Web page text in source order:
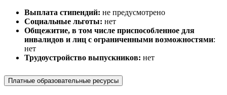
Выплата стипендий: не предусмотрено
Социальные льготы: нет
Общежитие, в том числе приспособленное для
инвалидов и лиц с ограниченными возможностями:
нет
Трудоустройство выпускников: нет
Платные образовательные ресурсы